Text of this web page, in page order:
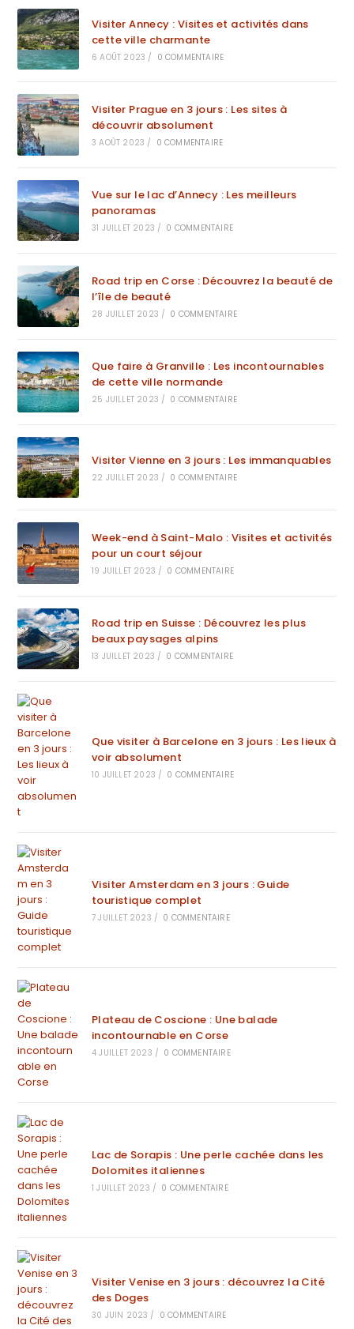
Visiter Annecy : Visites et activités dans
cette ville charmante
6 AOÛT 2023 / 0 COMMENTAIRE
Visiter Prague en 3 jours : Les sites à
découvrir absolument
3 AOÛT 2023 / 0 COMMENTAIRE
Vue sur le lac d’Annecy : Les meilleurs
panoramas
31 JUILLET 2023 / 0 COMMENTAIRE
Road trip en Corse : Découvrez la beauté de
l’île de beauté
28 JUILLET 2023 / 0 COMMENTAIRE
Que faire à Granville : Les incontournables
de cette ville normande
25 JUILLET 2023 / 0 COMMENTAIRE
Visiter Vienne en 3 jours : Les immanquables
22 JUILLET 2023 / 0 COMMENTAIRE
Week-end à Saint-Malo : Visites et activités
pour un court séjour
19 JUILLET 2023 / 0 COMMENTAIRE
Road trip en Suisse : Découvrez les plus
beaux paysages alpins
13 JUILLET 2023 / 0 COMMENTAIRE
Que visiter à Barcelone en 3 jours : Les lieux à
voir absolument
10 JUILLET 2023 / 0 COMMENTAIRE
Visiter Amsterdam en 3 jours : Guide
touristique complet
7 JUILLET 2023 / 0 COMMENTAIRE
Plateau de Coscione : Une balade
incontournable en Corse
4 JUILLET 2023 / 0 COMMENTAIRE
Lac de Sorapis : Une perle cachée dans les
Dolomites italiennes
1 JUILLET 2023 / 0 COMMENTAIRE
Visiter Venise en 3 jours : découvrez la Cité
des Doges
30 JUIN 2023 / 0 COMMENTAIRE